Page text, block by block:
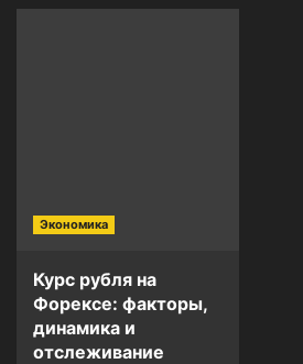
Экономика
Курс рубля на
Форексе: факторы,
динамика и
отслеживание